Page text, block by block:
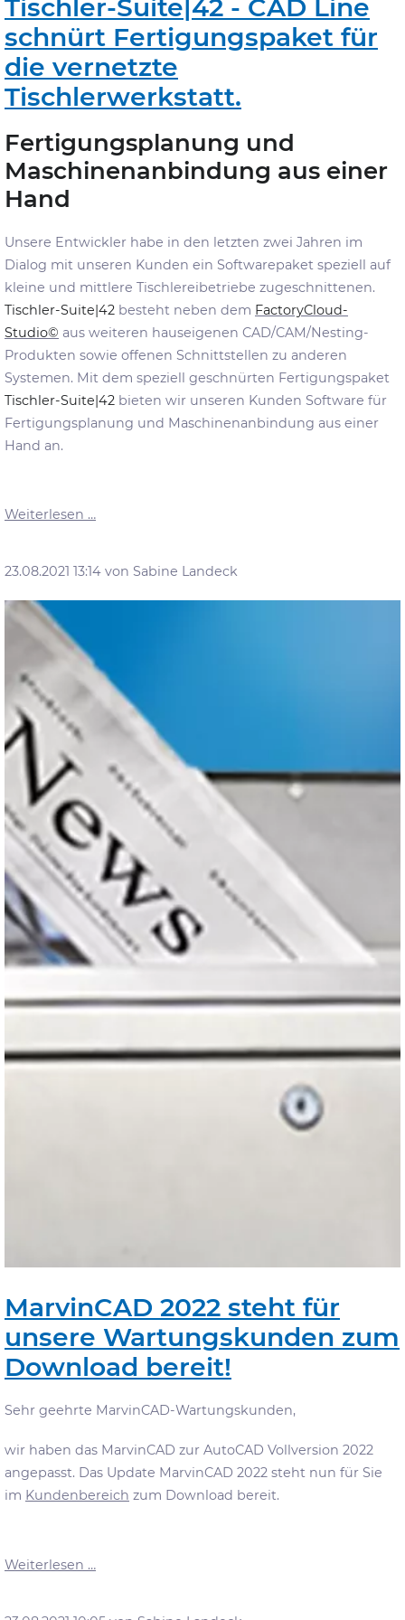
Tischler-Suite|42 - CAD Line
schnürt Fertigungspaket für
die vernetzte
Tischlerwerkstatt.
Fertigungsplanung und
Maschinenanbindung aus einer
Hand
Unsere Entwickler habe in den letzten zwei Jahren im
Dialog mit unseren Kunden ein Softwarepaket speziell auf
kleine und mittlere Tischlereibetriebe zugeschnittenen.
Tischler-Suite|42 besteht neben dem FactoryCloud-
Studio© aus weiteren hauseigenen CAD/CAM/Nesting-
Produkten sowie offenen Schnittstellen zu anderen
Systemen. Mit dem speziell geschnürten Fertigungspaket
Tischler-Suite|42 bieten wir unseren Kunden Software für
Fertigungsplanung und Maschinenanbindung aus einer
Hand an.
Weiterlesen …Tischler-
CAD
Line
für
die
vernetzte
Tischlerwerkstatt.
23.08.2021 13:14 von Sabine Landeck
MarvinCAD 2022 steht für
unsere Wartungskunden zum
Download bereit!
Sehr geehrte MarvinCAD-Wartungskunden,
wir haben das MarvinCAD zur AutoCAD Vollversion 2022
angepasst. Das Update MarvinCAD 2022 steht nun für Sie
im Kundenbereich zum Download bereit.
Weiterlesen …